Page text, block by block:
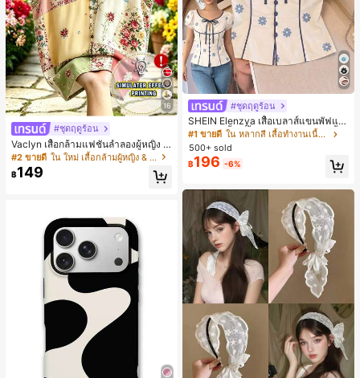
16
#ชุดฤดูร้อน
Vaclyn เสื้อกล้ามแฟชั่นลำลองผู้หญิง ล
ายแพตช์เวิร์ก แขนกุด คอกลม ติดกระดุ
ม
#2 ขายดี ใน ใหม่ เสื้อกล้ามผู้หญิง & Camis
฿149
#ชุดฤดูร้อน
SHEIN Elenzya เสื้อเบลาส์แขนพัฟแต่
งระบายสีพื้นสีน้ำเงินสำหรับผู้หญิง, เสื้อ
ครอปเข้ารูปผูกโบว์คอวีตัดกันสำหรับฤ
ดูร้อน
#1 ขายดี
ใน หลากสี เสื้อทำงานเนื้อผ้านุ่ม
500+ sold
฿196 -6%